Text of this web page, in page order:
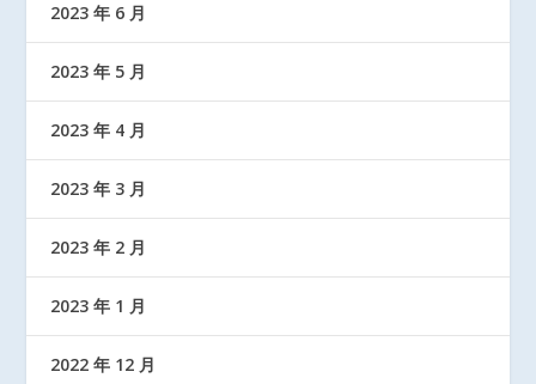
2023 年 6 月
2023 年 5 月
2023 年 4 月
2023 年 3 月
2023 年 2 月
2023 年 1 月
2022 年 12 月